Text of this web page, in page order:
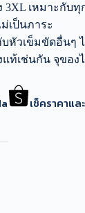
3XL เหมาะกับทุ
เป็นภาระ
หัวเข็มขัดอื่นๆ
ท้เช่นกัน จุของ
เช็คราคาแ